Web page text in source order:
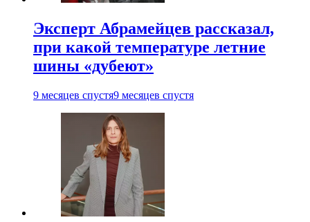
Эксперт Абрамейцев рассказал,
при какой температуре летние
шины «дубеют»
9 месяцев спустя9 месяцев спустя